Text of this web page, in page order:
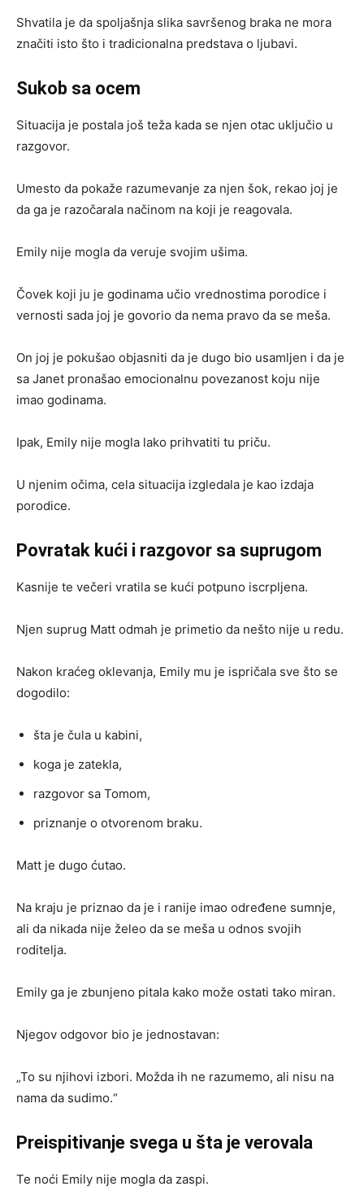
Shvatila je da spoljašnja slika savršenog braka ne mora
značiti isto što i tradicionalna predstava o ljubavi.
Sukob sa ocem
Situacija je postala još teža kada se njen otac uključio u
razgovor.
Umesto da pokaže razumevanje za njen šok, rekao joj je
da ga je razočarala načinom na koji je reagovala.
Emily nije mogla da veruje svojim ušima.
Čovek koji ju je godinama učio vrednostima porodice i
vernosti sada joj je govorio da nema pravo da se meša.
On joj je pokušao objasniti da je dugo bio usamljen i da je
sa Janet pronašao emocionalnu povezanost koju nije
imao godinama.
Ipak, Emily nije mogla lako prihvatiti tu priču.
U njenim očima, cela situacija izgledala je kao izdaja
porodice.
Povratak kući i razgovor sa suprugom
Kasnije te večeri vratila se kući potpuno iscrpljena.
Njen suprug Matt odmah je primetio da nešto nije u redu.
Nakon kraćeg oklevanja, Emily mu je ispričala sve što se
dogodilo:
šta je čula u kabini,
koga je zatekla,
razgovor sa Tomom,
priznanje o otvorenom braku.
Matt je dugo ćutao.
Na kraju je priznao da je i ranije imao određene sumnje,
ali da nikada nije želeo da se meša u odnos svojih
roditelja.
Emily ga je zbunjeno pitala kako može ostati tako miran.
Njegov odgovor bio je jednostavan:
„To su njihovi izbori. Možda ih ne razumemo, ali nisu na
nama da sudimo.“
Preispitivanje svega u šta je verovala
Te noći Emily nije mogla da zaspi.